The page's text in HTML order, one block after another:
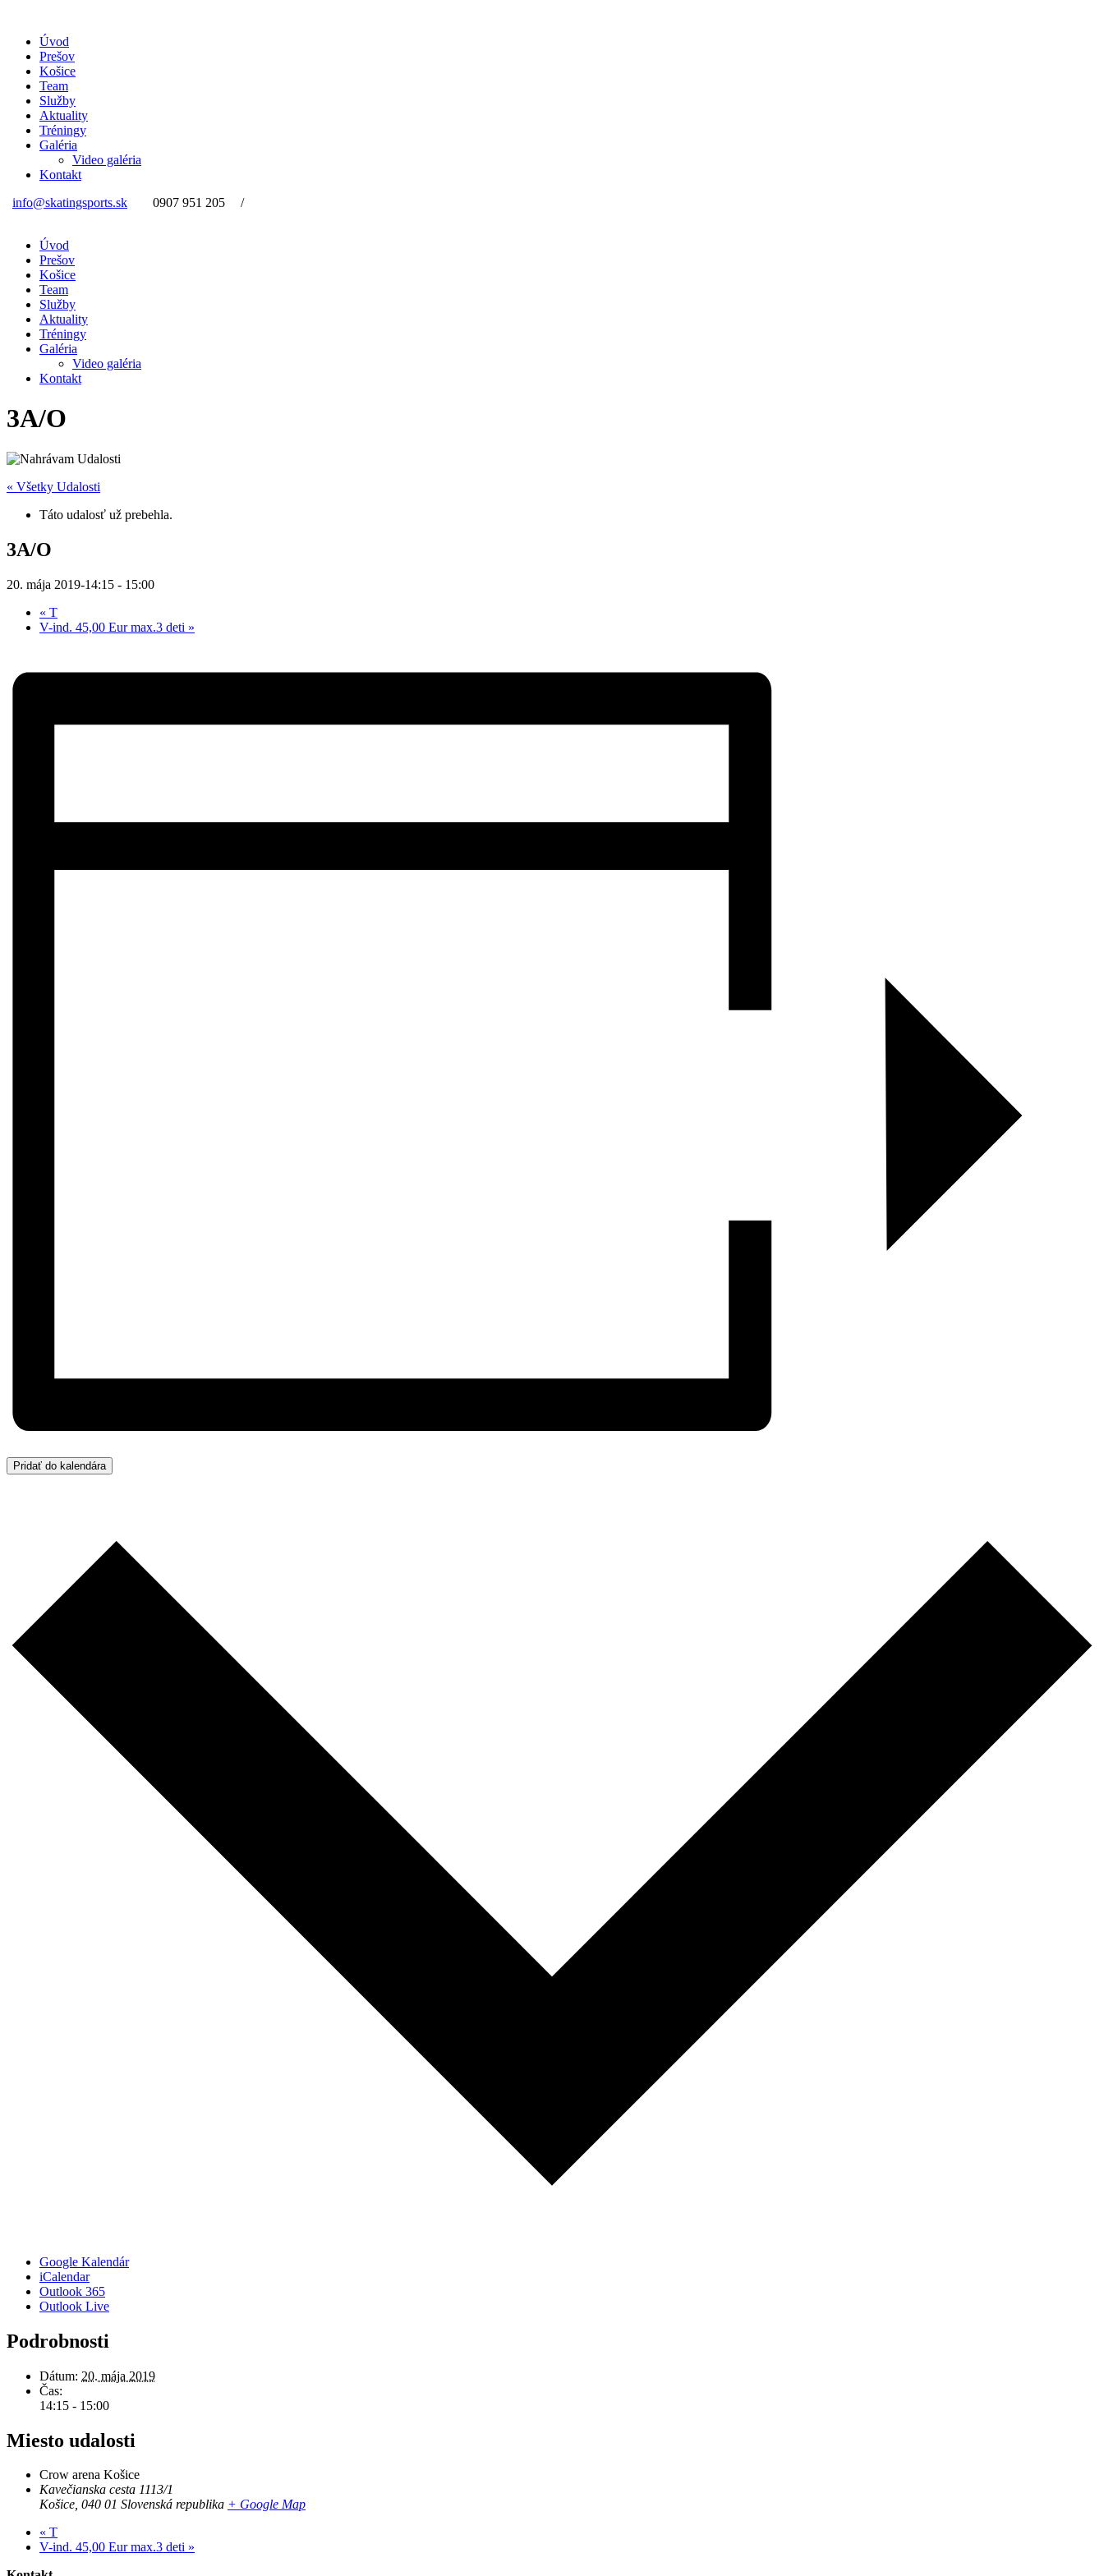
Úvod
Prešov
Košice
Team
Služby
Aktuality
Tréningy
Galéria
Video galéria
Kontakt
info@skatingsports.sk
0907 951 205 /
Úvod
Prešov
Košice
Team
Služby
Aktuality
Tréningy
Galéria
Video galéria
Kontakt
3A/O
« Všetky Udalosti
Táto udalosť už prebehla.
3A/O
20. mája 2019-14:15 - 15:00
« T
V-ind. 45,00 Eur max.3 deti »
Pridať do kalendára
Google Kalendár
iCalendar
Outlook 365
Outlook Live
Podrobnosti
Dátum: 20. mája 2019
Čas:
14:15 - 15:00
Miesto udalosti
Crow arena Košice
Kavečianska cesta 1113/1
Košice, 040 01 Slovenská republika + Google Map
« T
V-ind. 45,00 Eur max.3 deti »